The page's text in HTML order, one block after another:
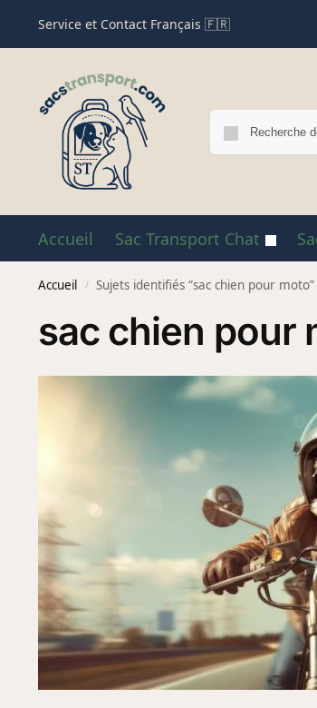
Service et Contact Français 🇫🇷
Accueil Sac Transport Chat
Accueil / Sujets identifiés “sac chien pour moto”
sac chien pour